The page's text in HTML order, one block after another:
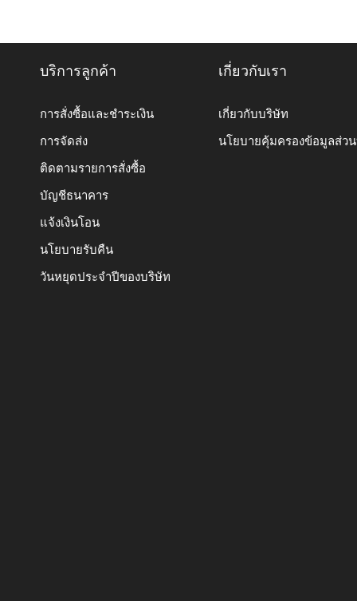
บริการลูกค้า
การสั่งซื้อและชำระเงิน
การจัดส่ง
ติดตามรายการสั่งซื้อ
บัญชีธนาคาร
แจ้งเงินโอน
นโยบายรับคืน
วันหยุดประจำปีของบริษัท
เกี่ยวกับเรา
เกี่ยวกับบริษัท
นโยบายคุ้มครองข้อมูลส่ว